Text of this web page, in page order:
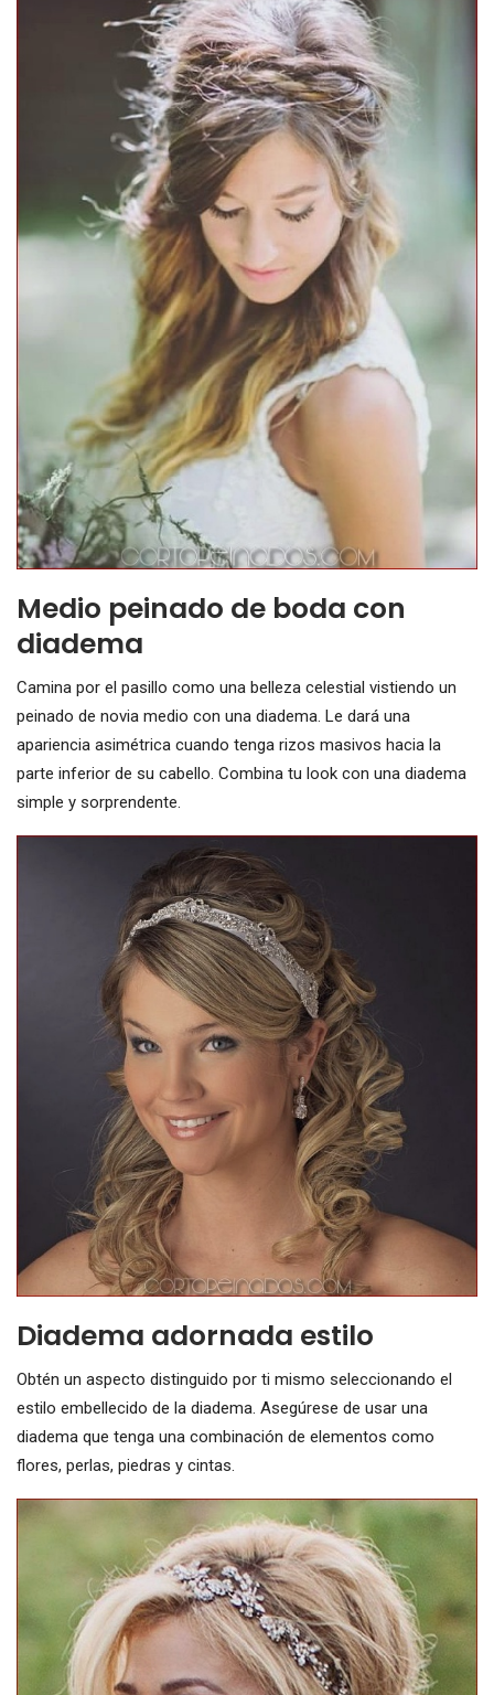
Medio peinado de boda con
diadema
Camina por el pasillo como una belleza celestial vistiendo un
peinado de novia medio con una diadema. Le dará una
apariencia asimétrica cuando tenga rizos masivos hacia la
parte inferior de su cabello. Combina tu look con una diadema
simple y sorprendente.
Diadema adornada estilo
Obtén un aspecto distinguido por ti mismo seleccionando el
estilo embellecido de la diadema. Asegúrese de usar una
diadema que tenga una combinación de elementos como
flores, perlas, piedras y cintas.